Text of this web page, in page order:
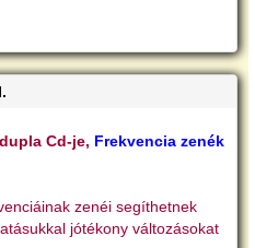
Cd-je, Frekvencia zenék
zenéi segíthetnek
jótékony változásokat